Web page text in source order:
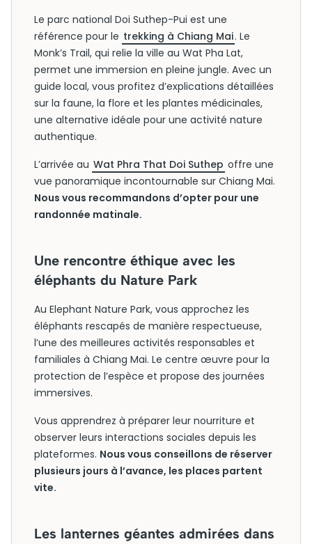
Le parc national Doi Suthep-Pui est une
référence pour le trekking à Chiang Mai. Le
Monk’s Trail, qui relie la ville au Wat Pha Lat,
permet une immersion en pleine jungle. Avec un
guide local, vous profitez d’explications détaillées
sur la faune, la flore et les plantes médicinales,
une alternative idéale pour une activité nature
authentique.
L’arrivée au Wat Phra That Doi Suthep offre une
vue panoramique incontournable sur Chiang Mai.
Nous vous recommandons d’opter pour une
randonnée matinale.
Une rencontre éthique avec les
éléphants du Nature Park
Au Elephant Nature Park, vous approchez les
éléphants rescapés de manière respectueuse,
l’une des meilleures activités responsables et
familiales à Chiang Mai. Le centre œuvre pour la
protection de l’espèce et propose des journées
immersives.
Vous apprendrez à préparer leur nourriture et
observer leurs interactions sociales depuis les
plateformes. Nous vous conseillons de réserver
plusieurs jours à l’avance, les places partent
vite.
Les lanternes géantes admirées dans